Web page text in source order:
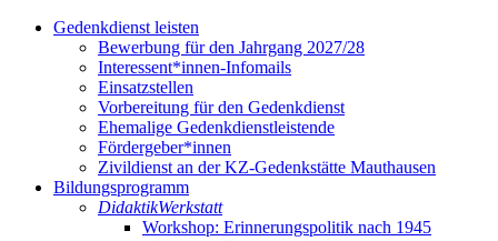
Gedenkdienst leisten
Bewerbung für den Jahrgang 2027/28
Interessent*innen-Infomails
Einsatzstellen
Vorbereitung für den Gedenkdienst
Ehemalige Gedenkdienstleistende
Fördergeber*innen
Zivildienst an der KZ-Gedenkstätte Mauthausen
Bildungsprogramm
DidaktikWerkstatt
Workshop: Erinnerungspolitik nach 1945